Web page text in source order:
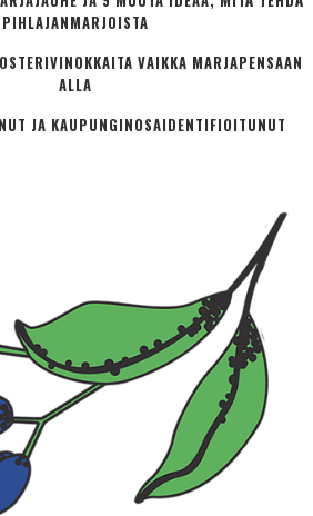
PIHLAJANMARJOISTA
VAIKKA MARJAPENSAAN
ALLA
JA KAUPUNGINOSA­IDENTIFIOITUNUT